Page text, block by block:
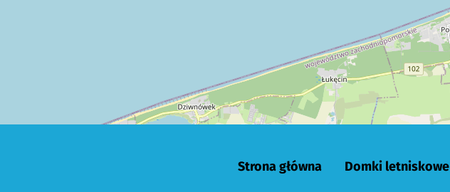
Strona główna Domki letniskowe